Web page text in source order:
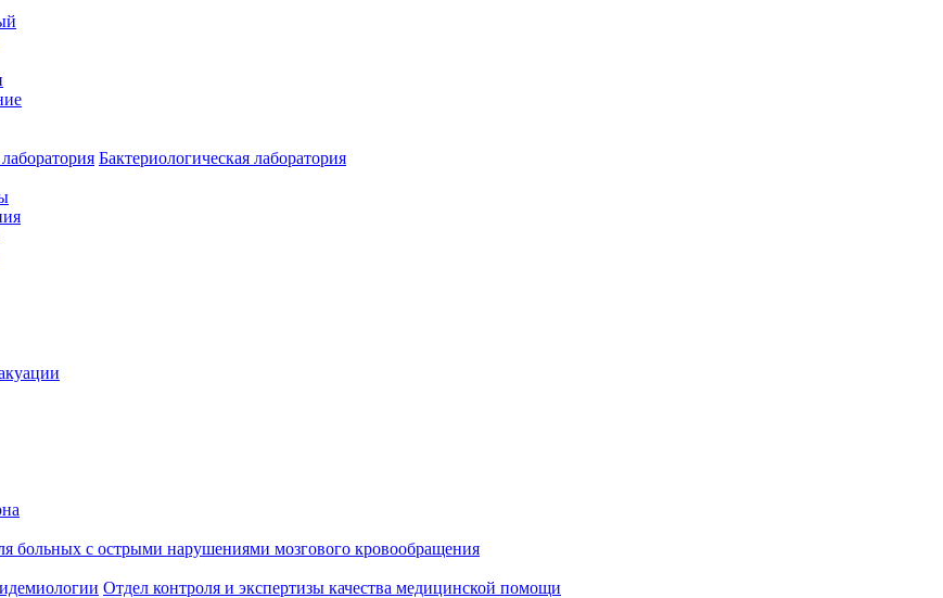
Бактериологическая лаборатория
больных с острыми нарушениями мозгового кровообращения
Отдел контроля и экспертизы качества медицинской помощи